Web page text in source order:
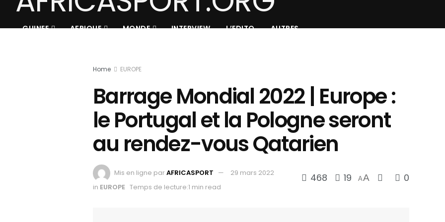
GUINEE AFRIQUE MONDE INTERVIEW L’EDITO AUTRES
Home EUROPE
Barrage Mondial 2022 | Europe :
le Portugal et la Pologne seront
au rendez-vous Qatarien
Mis en ligne parAFRICASPORT
29 mars 2022
in EUROPE Temps de lecture:1 min read
468 19 AA 0